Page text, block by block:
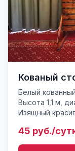
Кованый
Белый
Высота 1,1 м,
Изящный
около 7...
45 руб./